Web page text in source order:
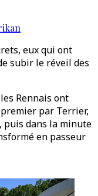
eux qui ont
subir le réveil des
Rennais ont
par Terrier,
puis dans la minute
en passeur